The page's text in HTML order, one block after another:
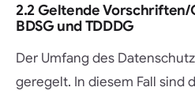
2.2 Geltende Vorschriften/
BDSG und TDDDG
Der Umfang des
geregelt. In diesem Fall sind